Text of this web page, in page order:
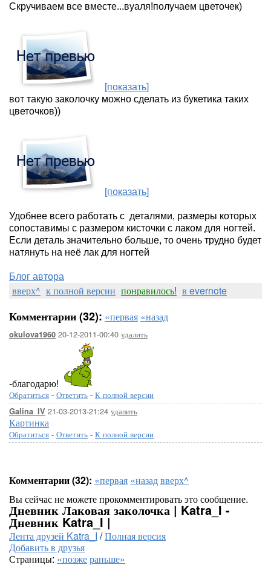
Скручиваем все вместе...вуаля!получаем цветочек)
[показать]
вот такую заколочку можно сделать из букетика таких
цветочков))
[показать]
Удобнее всего работать с деталями, размеры которых
сопоставимы с размером кисточки с лаком для ногтей.
Если деталь значительно больше, то очень трудно будет
натянуть на неё лак для ногтей
Блог автора
вверх^ к полной версии понравилось! в evernote
Комментарии (32): «первая «назад
okulova1960 20-12-2011-00:40 удалить
-благодарю!
Обратиться - Ответить - К полной версии
Galina_IV 21-03-2013-21:24 удалить
Картинка
Обратиться - Ответить - К полной версии
Комментарии (32): «первая «назадвверх^
Вы сейчас не можете прокомментировать это сообщение.
Дневник Лаковая заколочка | Katra_I -
Дневник Katra_I |
Лента друзей Katra_I /Полная версия
Добавить в друзья
Страницы: «позжераньше»